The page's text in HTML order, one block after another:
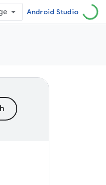
Android Studio